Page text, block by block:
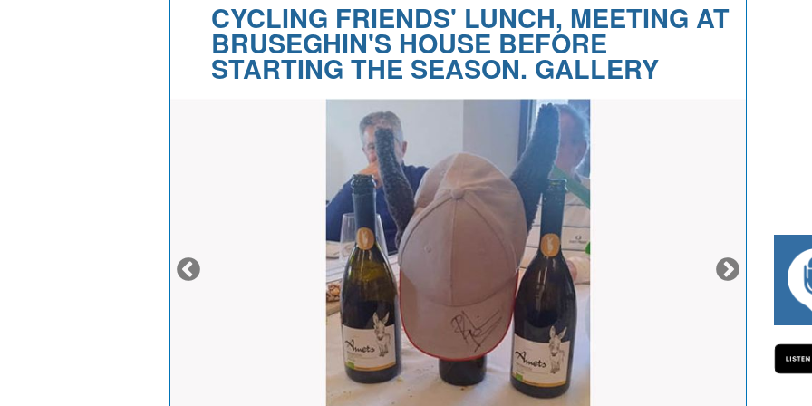
CYCLING FRIENDS' LUNCH, MEETING AT
BRUSEGHIN'S HOUSE BEFORE
STARTING THE SEASON. GALLERY
#334 CHARLY WEGELIUS, MAURO